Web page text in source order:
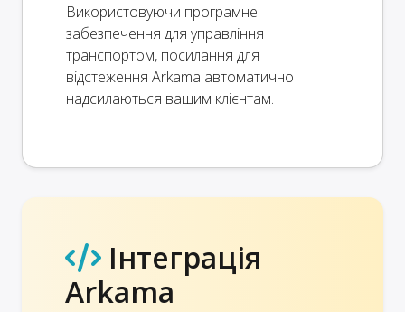
Використовуючи програмне
забезпечення для управління
транспортом, посилання для
відстеження Arkama автоматично
надсилаються вашим клієнтам.
Інтеграція
Arkama